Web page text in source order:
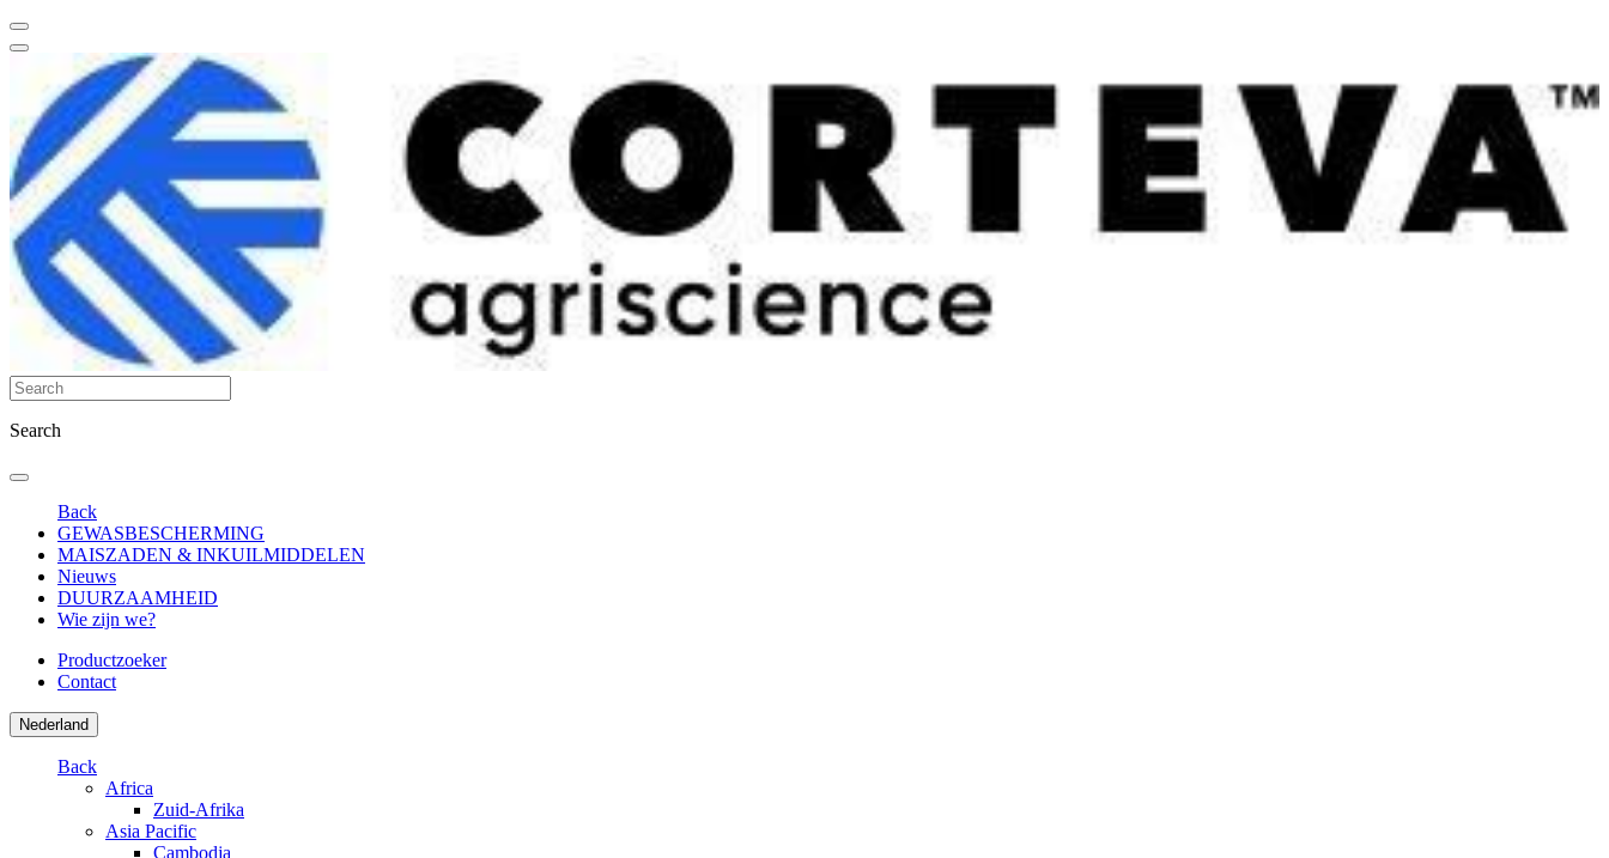
Search
Back
GEWASBESCHERMING
MAISZADEN & INKUILMIDDELEN
Nieuws
DUURZAAMHEID
Wie zijn we?
Productzoeker
Contact
Nederland
Back
Africa
Zuid-Afrika
Asia Pacific
Cambodja